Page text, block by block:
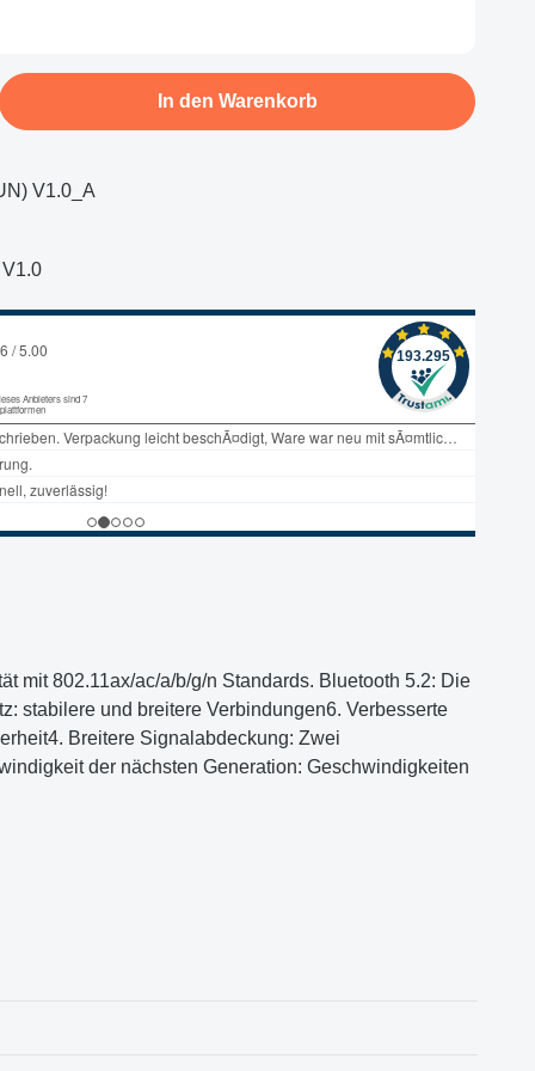
den gewünschten Wert ein oder
In den Warenkorb
V1.0_A
mit 802.11ax/ac/a/b/g/n Standards. Bluetooth 5.2: Die
stabilere und breitere Verbindungen6. Verbesserte
Breitere Signalabdeckung: Zwei
der nächsten Generation: Geschwindigkeiten